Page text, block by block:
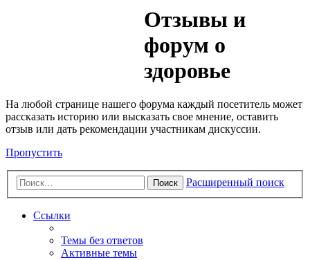
Отзывы и
форум о
здоровье
На любой странице нашего форума каждый посетитель может
рассказать историю или высказать свое мнение, оставить
отзыв или дать рекомендации участникам дискуссии.
Пропустить
Поиск Расширенный поиск
Ссылки
Темы без ответов
Активные темы